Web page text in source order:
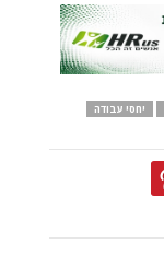
יחסי עבודה